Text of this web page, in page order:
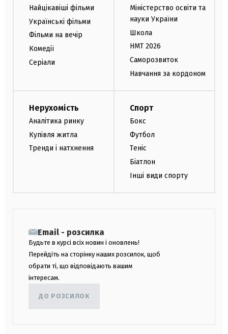
Найцікавіші фільми
Українські фільми
Фільми на вечір
Комедії
Серіали
Міністерство освіти та
науки України
Школа
НМТ 2026
Саморозвиток
Навчання за кордоном
Нерухомість
Аналітика ринку
Купівля житла
Тренди і натхнення
Спорт
Бокс
Футбол
Теніс
Біатлон
Інші види спорту
Email - розсилка
Будьте в курсі всіх новин і оновлень!
Перейдіть на сторінку наших розсилок, щоб
обрати ті, що відповідають вашим
інтересам.
ДО РОЗСИЛОК